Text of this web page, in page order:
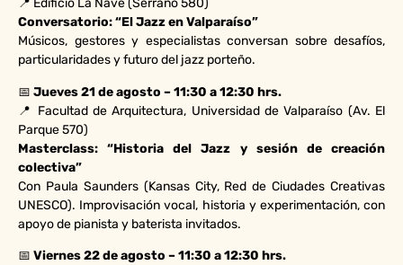
📍 Edificio La Nave (Serrano 580)
Conversatorio: “El Jazz en Valparaíso”
Músicos, gestores y especialistas conversan sobre desafíos,
particularidades y futuro del jazz porteño.
📅 Jueves 21 de agosto – 11:30 a 12:30 hrs.
📍 Facultad de Arquitectura, Universidad de Valparaíso (Av. El
Parque 570)
Masterclass: “Historia del Jazz y sesión de creación
colectiva”
Con Paula Saunders (Kansas City, Red de Ciudades Creativas
UNESCO). Improvisación vocal, historia y experimentación, con
apoyo de pianista y baterista invitados.
📅 Viernes 22 de agosto – 11:30 a 12:30 hrs.